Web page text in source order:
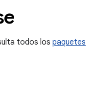
todos los paquetes